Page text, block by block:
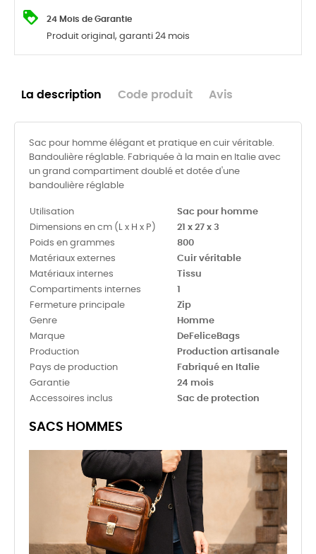
24 Mois de Garantie
Produit original, garanti 24 mois
La description Code produit Avis
Sac pour homme élégant et pratique en cuir véritable.
Bandoulière réglable. Fabriquée à la main en Italie avec
un grand compartiment doublé et dotée d'une
bandoulière réglable
Utilisation
Sac pour homme
Dimensions en cm (L x H x P)
21 x 27 x 3
Poids en grammes
800
Matériaux externes
Cuir véritable
Matériaux internes
Tissu
Compartiments internes
1
Fermeture principale
Zip
Genre
Homme
Marque
DeFeliceBags
Production
Production artisanale
Pays de production
Fabriqué en Italie
Garantie
24 mois
Accessoires inclus
Sac de protection
SACS HOMMES